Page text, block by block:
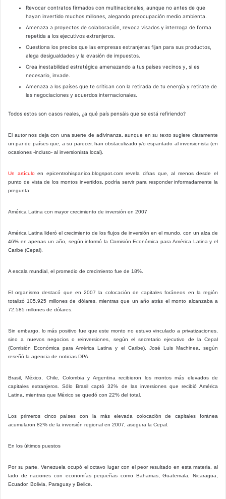
Revocar contratos firmados con multinacionales, aunque no antes de que
hayan invertido muchos millones, alegando preocupación medio ambienta.
Amenaza a proyectos de colaboración, revoca visados y interroga de forma
repetida a los ejecutivos extranjeros.
Cuestiona los precios que las empresas extranjeras fijan para sus productos,
alega desigualdades y la evasión de impuestos.
Crea inestabilidad estratégica amenazando a tus países vecinos y, si es
necesario, invade.
Amenaza a los países que te critican con la retirada de tu energía y retirate de
las negociaciones y acuerdos internacionales.
Todos estos son casos reales, ¿a qué país pensáis que se está refiriendo?
El autor nos deja con una suerte de adivinanza, aunque en su texto sugiere claramente
un par de países que, a su parecer, han obstaculizado y/o espantado al inversionista (en
ocasiones -incluso- al inversionista local).
Un artículoen epicentrohispanico.blogspot.com revela cifras que, al menos desde el
punto de vista de los montos invertidos, podría servir para responder informadamente la
pregunta:
América Latina con mayor crecimiento de inversión en 2007
América Latina lideró el crecimiento de los flujos de inversión en el mundo, con un alza de
46% en apenas un año, según informó la Comisión Económica para América Latina y el
Caribe (Cepal).
A escala mundial, el promedio de crecimiento fue de 18%.
El organismo destacó que en 2007 la colocación de capitales foráneos en la región
totalizó 105.925 millones de dólares, mientras que un año atrás el monto alcanzaba a
72.585 millones de dólares.
Sin embargo, lo más positivo fue que este monto no estuvo vinculado a privatizaciones,
sino a nuevos negocios o reinversiones, según el secretario ejecutivo de la Cepal
(Comisión Económica para América Latina y el Caribe), José Luis Machinea, según
reseñó la agencia de noticias DPA.
Brasil, México, Chile, Colombia y Argentina recibieron los montos más elevados de
capitales extranjeros. Sólo Brasil captó 32% de las inversiones que recibió América
Latina, mientras que México se quedó con 22% del total.
Los primeros cinco países con la más elevada colocación de capitales foránea
acumularon 82% de la inversión regional en 2007, asegura la Cepal.
En los últimos puestos
Por su parte, Venezuela ocupó el octavo lugar con el peor resultado en esta materia, al
lado de naciones con economías pequeñas como Bahamas, Guatemala, Nicaragua,
Ecuador, Bolivia, Paraguay y Belice.